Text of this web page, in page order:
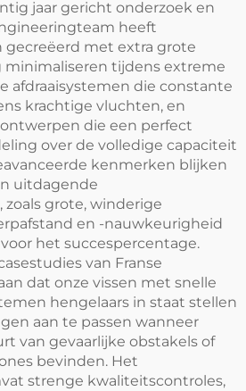
jaar gericht onderzoek en
heeft
gecreëerd met extra grote
minimaliseren tijdens extreme
afdraaisystemen die constante
krachtige vluchten, en
die een perfect
over de volledige capaciteit
kenmerken blijken
uitdagende
grote, winderige
en -nauwkeurigheid
het succespercentage.
van Franse
dat onze vissen met snelle
hengelaars in staat stellen
aan te passen wanneer
van gevaarlijke obstakels of
bevinden. Het
strenge kwaliteitscontroles,